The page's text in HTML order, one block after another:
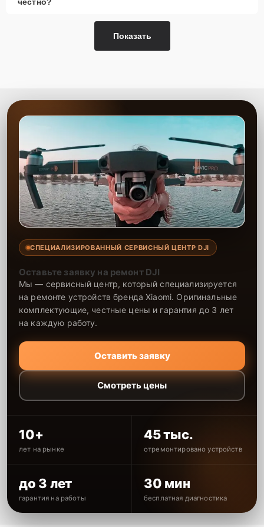
Показать
СПЕЦИАЛИЗИРОВАННЫЙ СЕРВИСНЫЙ ЦЕНТР DJI
Оставьте заявку на ремонт DJI
Мы — сервисный центр, который специализируется
на ремонте устройств бренда Xiaomi. Оригинальные
комплектующие, честные цены и гарантия до 3 лет
на каждую работу.
Оставить заявку
Смотреть цены
10+
лет на рынке
45 тыс.
отремонтировано устройств
до 3 лет
гарантия на работы
30 мин
бесплатная диагностика